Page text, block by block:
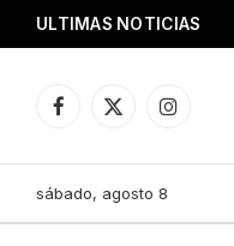
ULTIMAS NOTICIAS
Facebook
X
Instagram
sábado, agosto 8